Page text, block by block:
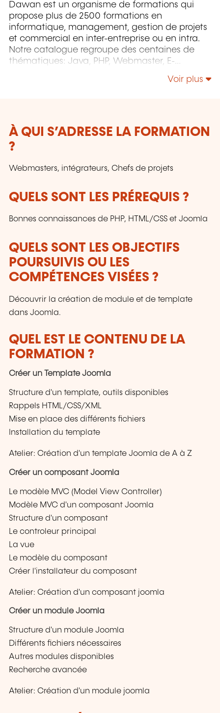
Dawan est un organisme de formations qui
propose plus de 2500 formations en
informatique, management, gestion de projets
et commercial en inter-entreprise ou en intra.
Notre catalogue regroupe des centaines de
thématiques: Java, PHP, Webmaster, E-
Autocad, Photoshop, l'intelligence artificielle,
Voir plus
À QUI S’ADRESSE LA FORMATION
?
Webmasters, intégrateurs, Chefs de projets
QUELS SONT LES PRÉREQUIS ?
Bonnes connaissances de PHP, HTML/CSS et Joomla
QUELS SONT LES OBJECTIFS
POURSUIVIS OU LES
COMPÉTENCES VISÉES ?
Découvrir la création de module et de template
dans Joomla.
QUEL EST LE CONTENU DE LA
FORMATION ?
Créer un Template Joomla
Structure d'un template, outils disponibles
Rappels HTML/CSS/XML
Mise en place des différents fichiers
Installation du template
Atelier: Création d'un template Joomla de A à Z
Créer un composant Joomla
Le modèle MVC (Model View Controller)
Modèle MVC d'un composant Joomla
Structure d'un composant
Le controleur principal
La vue
Le modèle du composant
Créer l'installateur du composant
Atelier: Création d'un composant joomla
Créer un module Joomla
Structure d'un module Joomla
Différents fichiers nécessaires
Autres modules disponibles
Recherche avancée
Atelier: Création d'un module joomla